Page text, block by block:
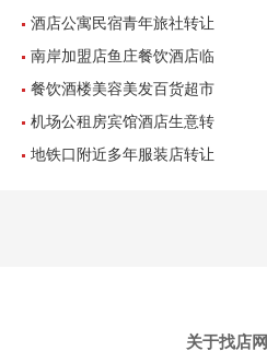
转整转-已转让
酒店公寓民宿青年旅社转让
南岸加盟店鱼庄餐饮酒店临
街底商可外摆转让餐馆超市
餐饮酒楼美容美发百货超市
转让母婴用品游泳店低价转
机场公租房宾馆酒店生意转
让因孩子上学所以转让房租
地铁口附近多年服装店转让
关于找店网